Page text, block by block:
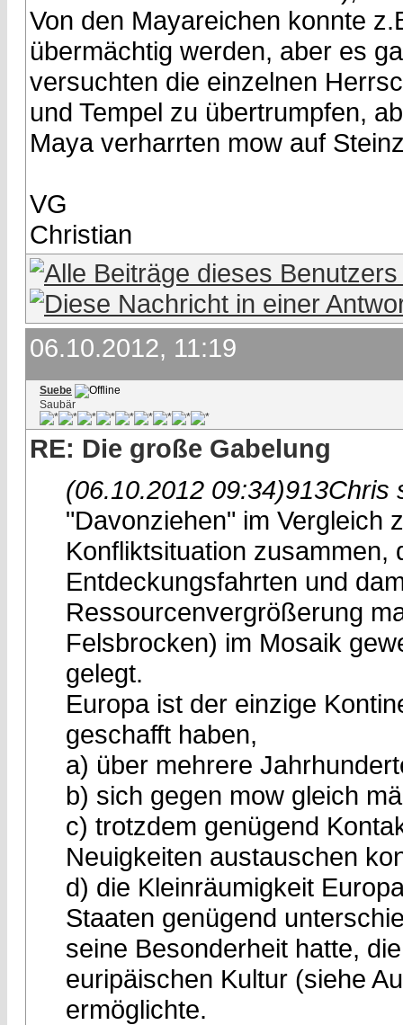
Von den Mayareichen konnte
übermächtig werden, aber es
versuchten die einzelnen
und Tempel zu übertrumpfen,
Maya verharrten mow auf
VG
Christian
06.10.2012, 11:19
Suebe
Saubär
RE: Die große Gabelung
(06.10.2012 09:34)913Chris
"Davonziehen" im Vergleich
Konfliktsituation zusammen,
Entdeckungsfahrten und
Ressourcenvergrößerung
Felsbrocken) im Mosaik
gelegt.
Europa ist der einzige
geschafft haben,
a) über mehrere
b) sich gegen mow gleich
c) trotzdem genügend
Neuigkeiten austauschen
d) die Kleinräumigkeit
Staaten genügend
seine Besonderheit hatte,
euripäischen Kultur (siehe
ermöglichte.